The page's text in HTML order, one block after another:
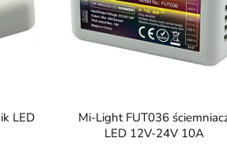
Mi-Light FUT036 ściemniacz
LED 12V-24V 10A